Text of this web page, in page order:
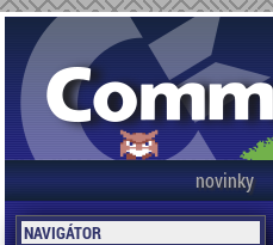
novinky
NAVIGÁTOR